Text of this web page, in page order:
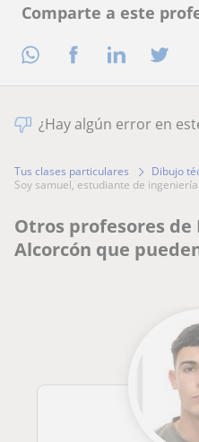
Comparte a este
¿Hay algún error en
Tus clases particulares Dibujo
soy samuel, estudiante de
Otros profesores
Alcorcón que